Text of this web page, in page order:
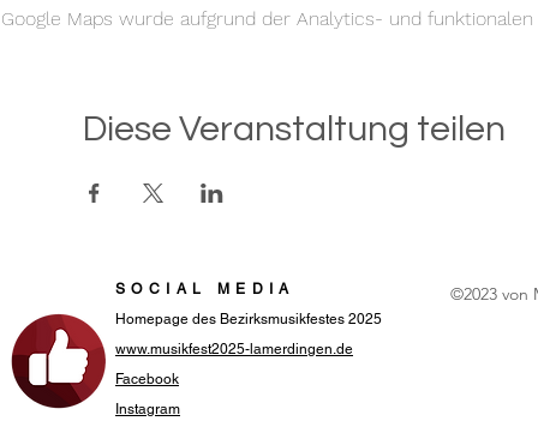
Google Maps wurde aufgrund der Analytics- und
Diese Veranstaltung teilen
©2023 von
SOCIAL MEDIA
Homepage des Bezirksmusikfestes 2025
www.musikfest2025-lamerdingen.de
Facebook
Instagram